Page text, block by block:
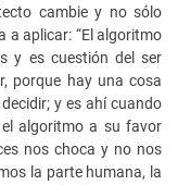
cambie y no sólo
a aplicar: “El algoritmo
y es cuestión del ser
porque hay una cosa
y es ahí cuando
algoritmo a su favor
nos choca y no nos
la parte humana, la